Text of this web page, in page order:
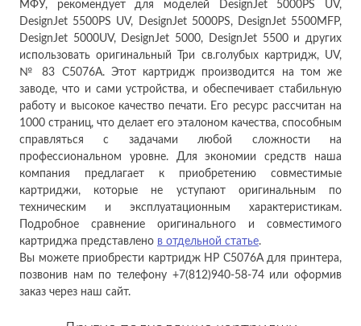
МФУ, рекомендует для моделей DesignJet 5000PS UV,
DesignJet 5500PS UV, DesignJet 5000PS, DesignJet 5500MFP,
DesignJet 5000UV, DesignJet 5000, DesignJet 5500 и других
использовать оригинальный Три св.голубых картридж, UV,
№ 83 C5076A. Этот картридж производится на том же
заводе, что и сами устройства, и обеспечивает стабильную
работу и высокое качество печати. Его ресурс рассчитан на
1000 страниц, что делает его эталоном качества, способным
справляться с задачами любой сложности на
профессиональном уровне. Для экономии средств наша
компания предлагает к приобретению совместимые
картриджи, которые не уступают оригинальным по
техническим и эксплуатационным характеристикам.
Подробное сравнение оригинального и совместимого
картриджа представлено в отдельной статье.
Вы можете приобрести картридж HP C5076A для принтера,
позвонив нам по телефону +7(812)940-58-74 или оформив
заказ через наш сайт.